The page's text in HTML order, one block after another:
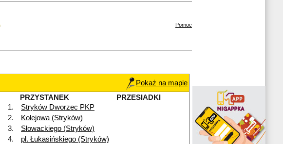
Pomoc
Pokaż na mapie
PRZYSTANEK
PRZESIADKI
1.
Stryków Dworzec PKP
2.
Kolejowa (Stryków)
3.
Słowackiego (Stryków)
4.
pl. Łukasińskiego (Stryków)